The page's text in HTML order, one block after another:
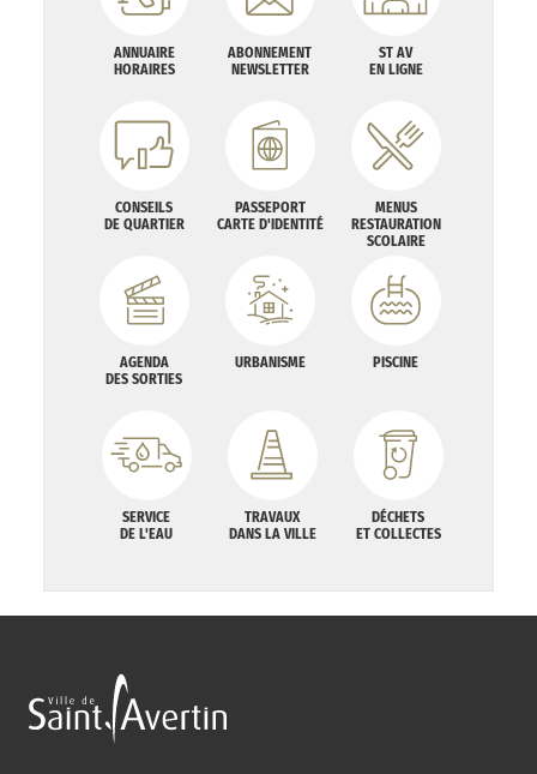
ANNUAIRE
HORAIRES
ABONNEMENT
NEWSLETTER
ST AV
EN LIGNE
CONSEILS
DE QUARTIER
PASSEPORT
CARTE D'IDENTITÉ
MENUS
RESTAURATION
SCOLAIRE
AGENDA
DES SORTIES
URBANISME PISCINE
SERVICE
DE L'EAU
TRAVAUX
DANS LA VILLE
DÉCHETS
ET COLLECTES